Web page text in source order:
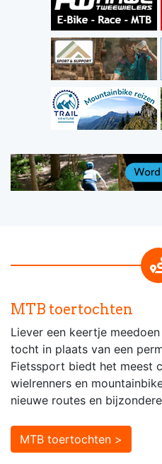
MTB toertochten
Liever een keertje
tocht in plaats van een
Fietssport biedt het meest
wielrenners en
nieuwe routes en
MTB toertochten >